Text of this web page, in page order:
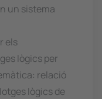
un sistema
els
lògics per
relació
lògics de